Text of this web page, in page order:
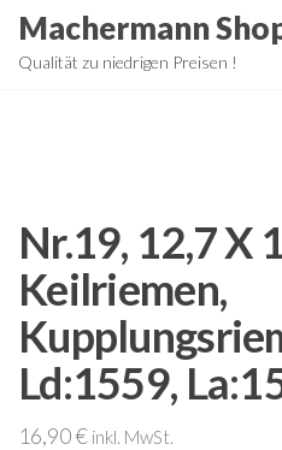
ZumMachermann
Qualität zu niedrigen Preisen !
Nr.19, 12,7 X
Keilriemen,
Ld:1559,
16,90€ inkl. MwSt.